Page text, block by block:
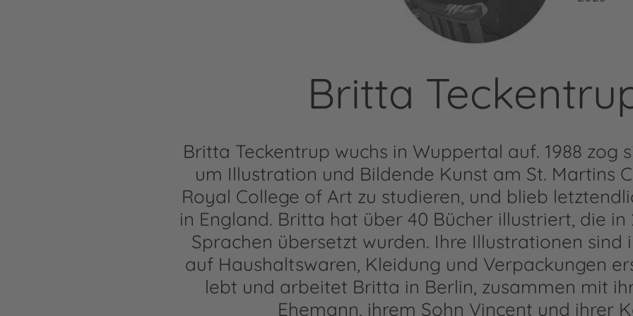
Britta
Britta Teckentrup wuchs in Wuppertal auf. 1988 zog
um Illustration und Bildende Kunst am St. Martins
Royal College of Art zu studieren, und blieb
in England. Britta hat über 40 Bücher illustriert, die in
Sprachen übersetzt wurden. Ihre Illustrationen sind
auf Haushaltswaren, Kleidung und Verpackungen
lebt und arbeitet Britta in Berlin, zusammen mit
Ehemann, ihrem Sohn Vincent und ihrer